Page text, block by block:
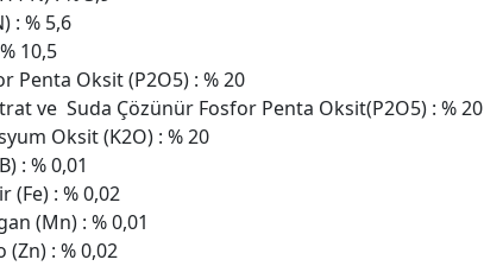
: % 5,6
10,5
Penta Oksit (P2O5) : % 20
ve Suda Çözünür Fosfor Penta Oksit(P2O5) : % 20
Oksit (K2O) : % 20
: % 0,01
(Fe) : % 0,02
(Mn) : % 0,01
: % 0,02